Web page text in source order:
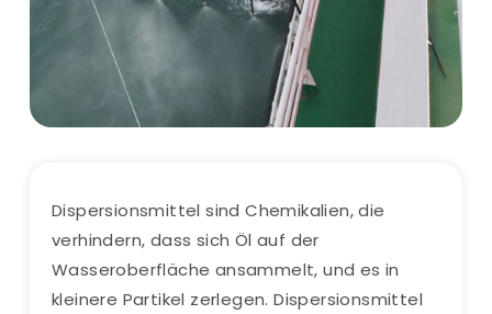
Dispersionsmittel sind Chemikalien, die
verhindern, dass sich Öl auf der
Wasseroberfläche ansammelt, und es in
kleinere Partikel zerlegen. Dispersionsmittel